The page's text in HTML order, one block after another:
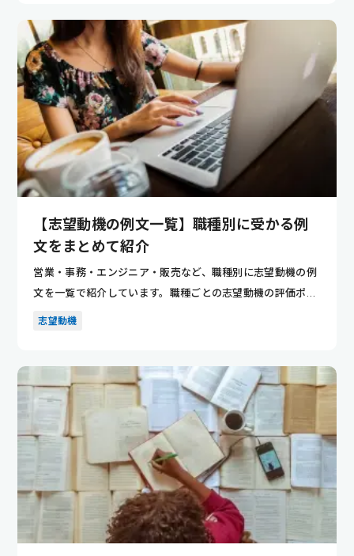
【志望動機の例文一覧】職種別に受かる例
文をまとめて紹介
営業・事務・エンジニア・販売など、職種別に志望動機の例
文を一覧で紹介しています。職種ごとの志望動機の評価ポイ
ントが分かり...
志望動機